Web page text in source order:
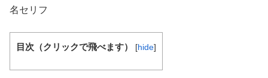
名セリフ
目次（クリックで飛べます） [hide]